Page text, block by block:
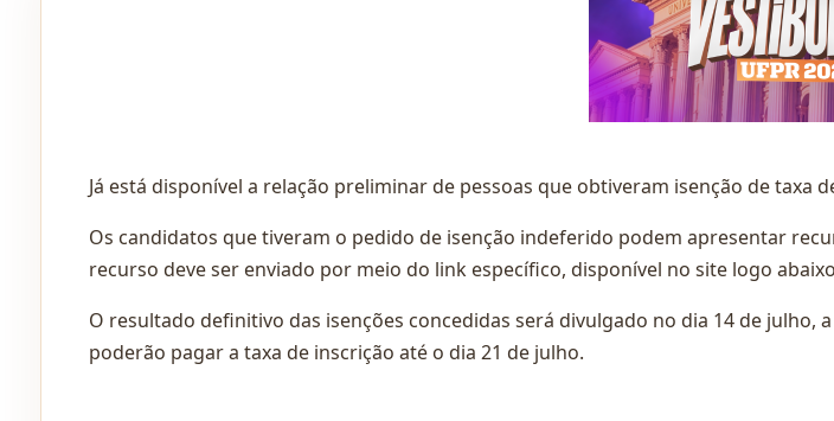
Já está disponível a relação preliminar de pessoas que obtiveram isenção de taxa
Os candidatos que tiveram o pedido de isenção indeferido podem apresentar
recurso deve ser enviado por meio do link específico, disponível no site logo
O resultado definitivo das isenções concedidas será divulgado no dia 14 de
poderão pagar a taxa de inscrição até o dia 21 de julho.